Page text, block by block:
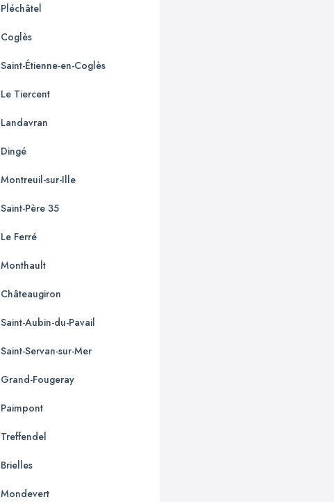
Pléchâtel
Coglès
Saint-Étienne-en-Coglès
Le Tiercent
Landavran
Dingé
Montreuil-sur-Ille
Saint-Père 35
Le Ferré
Monthault
Châteaugiron
Saint-Aubin-du-Pavail
Saint-Servan-sur-Mer
Grand-Fougeray
Paimpont
Treffendel
Brielles
Mondevert